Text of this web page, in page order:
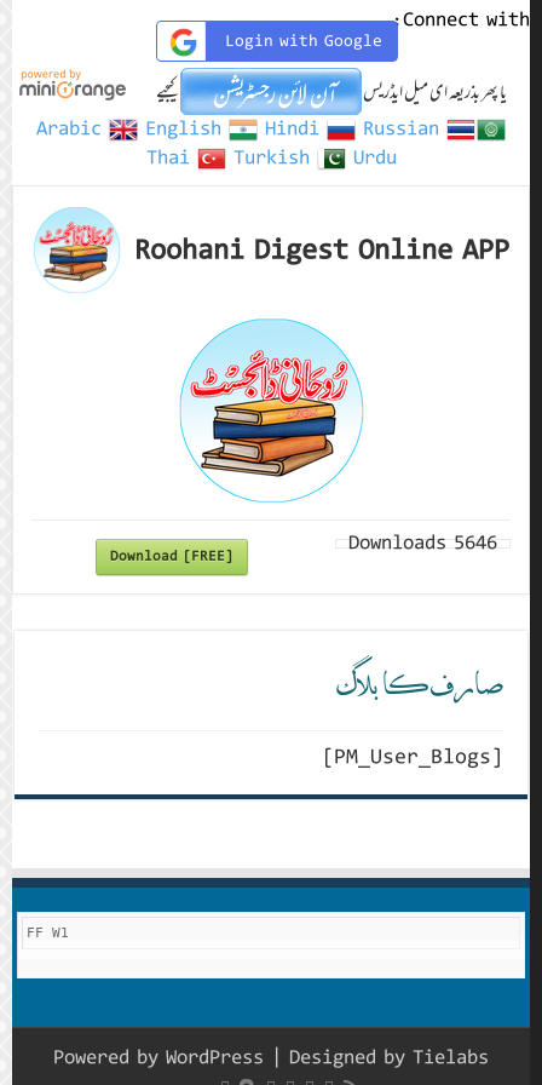
Connect with:
Login with Google
یا پھر بذریعہ ای میل ایڈریس
کیجیے
Arabic
English Hindi
Russian
Thai
Turkish Urdu
Roohani Digest Online APP
Download [FREE] 5646
Downloads
صارف کا بلاگ
[PM_User_Blogs]
FF W1
Powered by WordPress | Designed by Tielabs